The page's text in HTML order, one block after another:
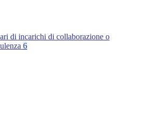
di incarichi di collaborazione o
6